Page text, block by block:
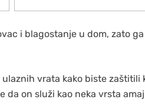
i blagostanje u dom, zato
vrata kako biste
da on služi kao neka vrsta